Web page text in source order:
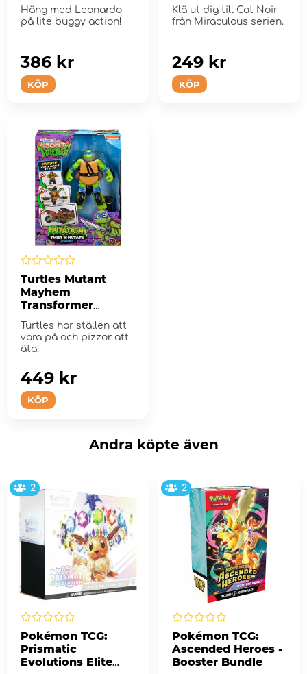
Häng med Leonardo
på lite buggy action!
KÖP
386 kr
Klä ut dig till Cat Noir
från Miraculous serien.
KÖP
249 kr
Turtles Mutant
Mayhem
Transformer
Leonardo
Turtles har ställen att
vara på och pizzor att
äta!
KÖP
449 kr
Andra köpte även
2
Pokémon TCG:
Prismatic
Evolutions Elite
2
Pokémon TCG:
Ascended Heroes -
Booster Bundle